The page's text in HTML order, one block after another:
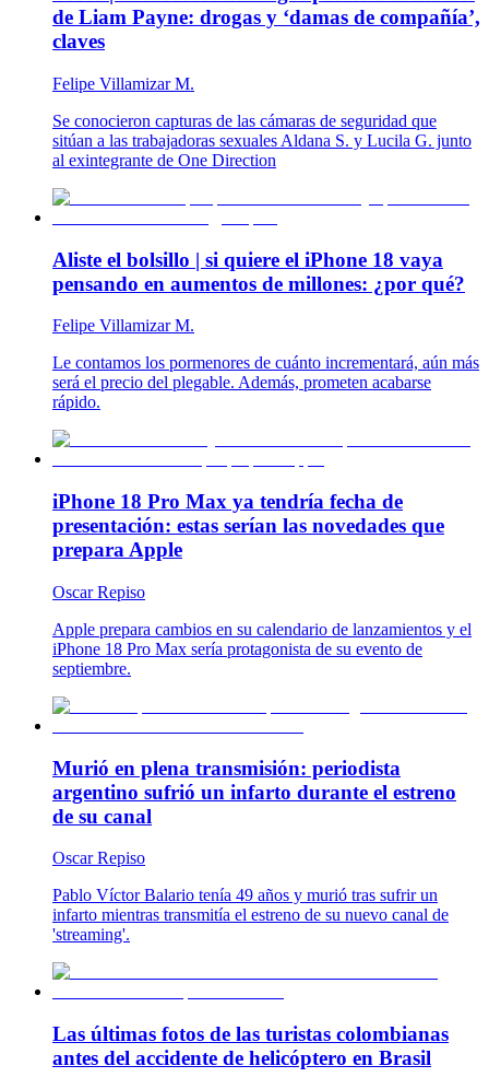
de Liam Payne: drogas y ‘damas de compañía’,
claves
Felipe Villamizar M.
Se conocieron capturas de las cámaras de seguridad que
sitúan a las trabajadoras sexuales Aldana S. y Lucila G. junto
al exintegrante de One Direction
Aliste el bolsillo | si quiere el iPhone 18 vaya
pensando en aumentos de millones: ¿por qué?
Felipe Villamizar M.
Le contamos los pormenores de cuánto incrementará, aún más
será el precio del plegable. Además, prometen acabarse
rápido.
iPhone 18 Pro Max ya tendría fecha de
presentación: estas serían las novedades que
prepara Apple
Oscar Repiso
Apple prepara cambios en su calendario de lanzamientos y el
iPhone 18 Pro Max sería protagonista de su evento de
septiembre.
Murió en plena transmisión: periodista
argentino sufrió un infarto durante el estreno
de su canal
Oscar Repiso
Pablo Víctor Balario tenía 49 años y murió tras sufrir un
infarto mientras transmitía el estreno de su nuevo canal de
'streaming'.
Las últimas fotos de las turistas colombianas
antes del accidente de helicóptero en Brasil